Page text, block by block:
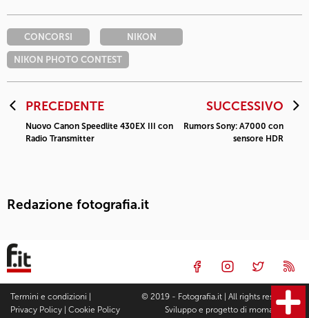
CONCORSI NIKON
NIKON PHOTO CONTEST
PRECEDENTE
Nuovo Canon Speedlite 430EX III con
Radio Transmitter
SUCCESSIVO
Rumors Sony: A7000 con
sensore HDR
Redazione fotografia.it
Termini e condizioni
Privacy Policy
Cookie Policy
© 2019 - Fotografia.it | All rights reserved |
Sviluppo e progetto di moma Studio